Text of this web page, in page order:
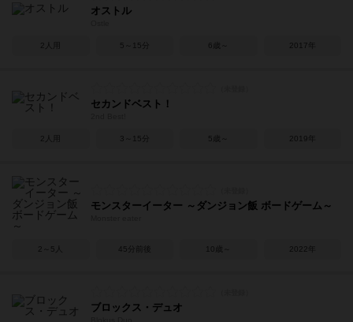
オストル
2人用 5～15分 6歳～ 2017年
セカンドベスト！
2人用 3～15分 5歳～ 2019年
モンスターイーター ～ダンジョン飯 ボードゲーム～
2～5人 45分前後 10歳～ 2022年
ブロックス・デュオ